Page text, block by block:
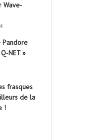
Wave-
Pandore
NET »
frasques
de la
!